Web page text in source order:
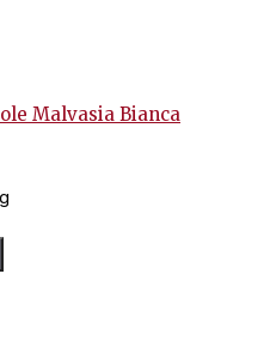
Malvasia Bianca